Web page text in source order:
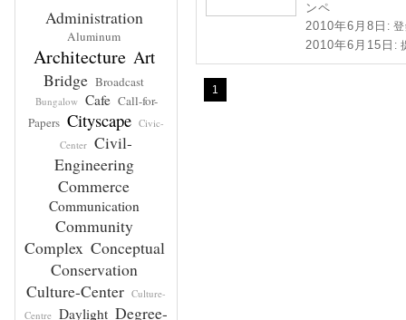
Administration
Aluminum
Architecture Art
Bridge Broadcast
Bungalow Cafe Call-for-
Papers Cityscape Civic-
Center Civil-
Engineering
Commerce
Communication
Community
Complex Conceptual
Conservation
Culture-Center Culture-
Centre Daylight Degree-
ンペ
2010年6月8日 :
2010年6月15日 :
1